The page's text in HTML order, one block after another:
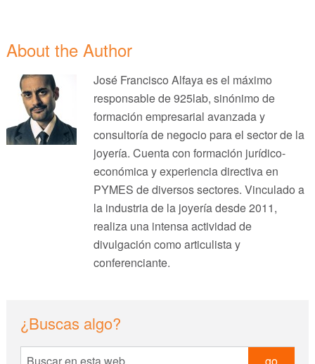
About the Author
José Francisco Alfaya es el máximo
responsable de 925lab, sinónimo de
formación empresarial avanzada y
consultoría de negocio para el sector de la
joyería. Cuenta con formación jurídico-
económica y experiencia directiva en
PYMES de diversos sectores. Vinculado a
la industria de la joyería desde 2011,
realiza una intensa actividad de
divulgación como articulista y
conferenciante.
Sidebar
¿Buscas algo?
Buscar